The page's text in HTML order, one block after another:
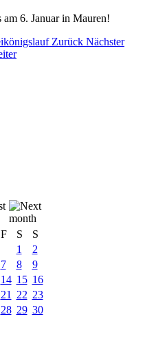
6. Januar in Mauren!
Zurück Nächster
F S
S
1
2
7 8
9
14 15 16
21 22 23
28 29 30